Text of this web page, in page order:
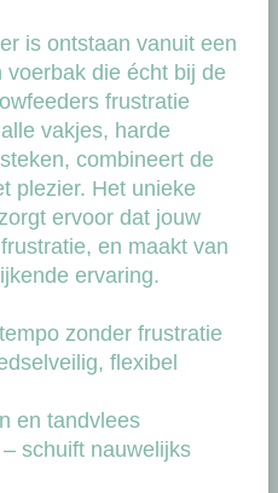
is ontstaan vanuit een
die écht bij de
frustratie
vakjes, harde
combineert de
plezier. Het unieke
ervoor dat jouw
en maakt van
ervaring.
zonder frustratie
flexibel
en tandvlees
schuift nauwelijks